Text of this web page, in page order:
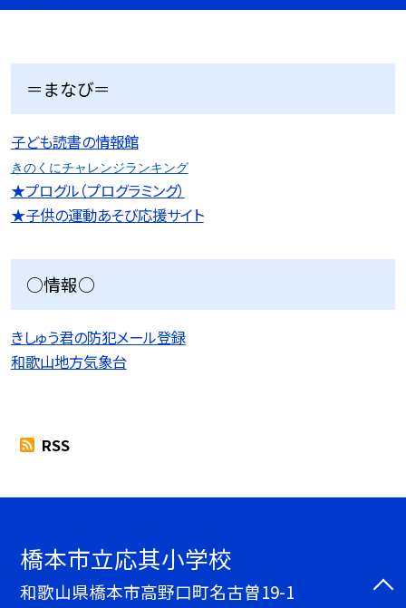
＝まなび＝
子ども読書の情報館
きのくにチャレンジランキング
★プログル（プログラミング）
★子供の運動あそび応援サイト
○情報○
きしゅう君の防犯メール登録
和歌山地方気象台
RSS
橋本市立応其小学校
和歌山県橋本市高野口町名古曽19-1